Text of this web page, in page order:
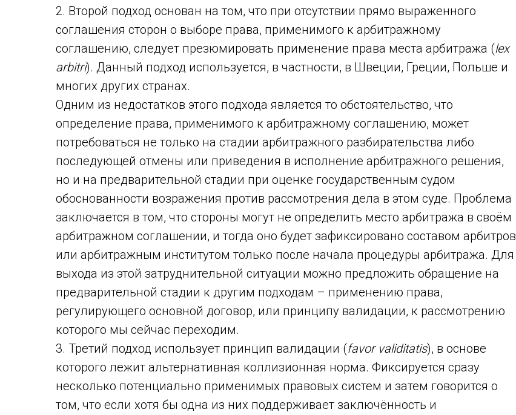
2. Второй подход основан на том, что при отсутствии прямо выраженного
соглашения сторон о выборе права, применимого к арбитражному
соглашению, следует презюмировать применение права места арбитража (lex
arbitri). Данный подход используется, в частности, в Швеции, Греции, Польше и
многих других странах.
Одним из недостатков этого подхода является то обстоятельство, что
определение права, применимого к арбитражному соглашению, может
потребоваться не только на стадии арбитражного разбирательства либо
последующей отмены или приведения в исполнение арбитражного решения,
но и на предварительной стадии при оценке государственным судом
обоснованности возражения против рассмотрения дела в этом суде. Проблема
заключается в том, что стороны могут не определить место арбитража в своём
арбитражном соглашении, и тогда оно будет зафиксировано составом арбитров
или арбитражным институтом только после начала процедуры арбитража. Для
выхода из этой затруднительной ситуации можно предложить обращение на
предварительной стадии к другим подходам – применению права,
регулирующего основной договор, или принципу валидации, к рассмотрению
которого мы сейчас переходим.
3. Третий подход использует принцип валидации (favor validitatis), в основе
которого лежит альтернативная коллизионная норма. Фиксируется сразу
несколько потенциально применимых правовых систем и затем говорится о
том, что если хотя бы одна из них поддерживает заключённость и